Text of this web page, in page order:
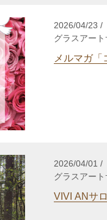
2026/04/23 /
グラスアー
サリーサロ
自分発見講座
メルマガ「
2026/04/01 /
グラスアー
自分発見講座
VIVI ANサ